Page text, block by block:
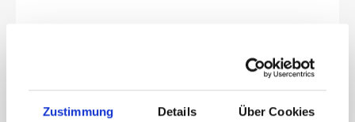
Zustimmung Details Über Cookies